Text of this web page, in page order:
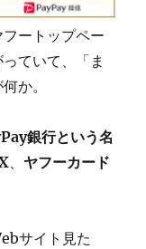
ートップペー
ていて、「ま
か。
銀行という名
、 ヤフーカード
サイト見た